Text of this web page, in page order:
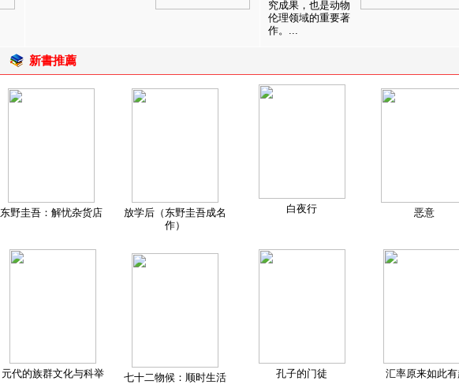
究成果，也是动物
伦理领域的重要著
作。...
新書推薦
东野圭吾：解忧杂货店
放学后（东野圭吾成名
作）
白夜行 恶意
元代的族群文化与科举 七十二物候：顺时生活 孔子的门徒 汇率原来如此有